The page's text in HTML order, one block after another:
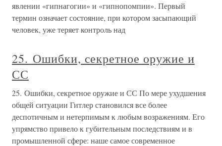
явлении «гипнагогии» и «гипнопомпии». Первый
термин означает состояние, при котором засыпающий
человек, уже теряет контроль над
25. Ошибки, секретное оружие и
СС
25. Ошибки, секретное оружие и СС По мере ухудшения
общей ситуации Гитлер становился все более
деспотичным и нетерпимым к любым возражениям. Его
упрямство привело к губительным последствиям и в
промышленной сфере: наше самое современное